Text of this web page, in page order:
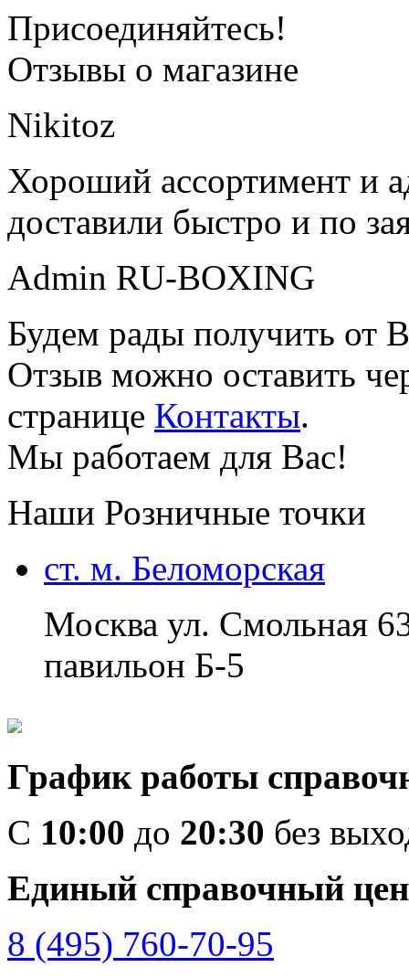
Присоединяйтесь!
Отзывы о магазине
Nikitoz
Хороший ассортимент и
доставили быстро и по
Admin RU-BOXING
Будем рады получить от
Отзыв можно оставить
странице Контакты.
Мы работаем для Вас!
Наши Розничные точки
ст. м. Беломорская
Москва ул. Смольная
павильон Б-5
График работы
C 10:00 до 20:30 без
Единый справочный
8 (495) 760-70-95